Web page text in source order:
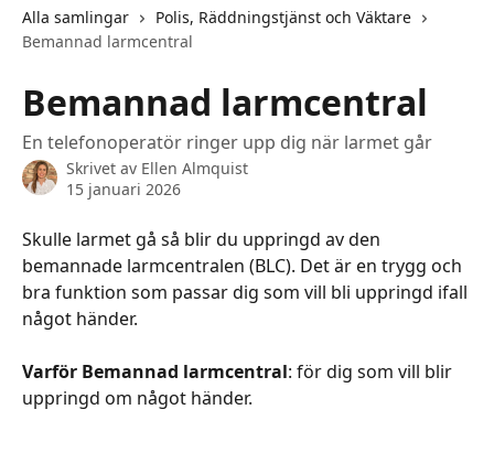
Alla samlingar
Polis, Räddningstjänst och Väktare
Bemannad larmcentral
Bemannad larmcentral
En telefonoperatör ringer upp dig när larmet går
Skrivet av Ellen Almquist
15 januari 2026
Skulle larmet gå så blir du uppringd av den
bemannade larmcentralen (BLC). Det är en trygg och
bra funktion som passar dig som vill bli uppringd ifall
något händer.
Varför Bemannad larmcentral: för dig som vill blir
uppringd om något händer.